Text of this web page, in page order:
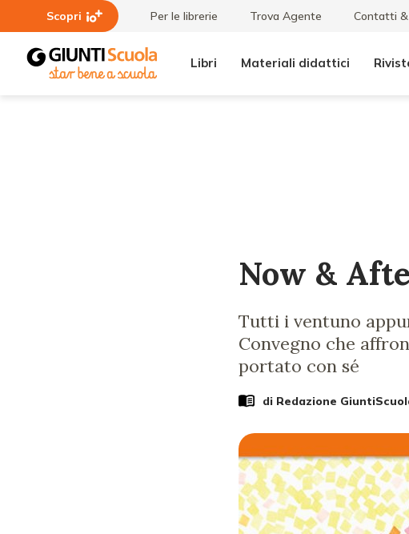
Scopri Per le librerie Trova Agente Contatti
Libri Materiali didattici
Now &
Tutti i ventuno
Convegno che
portato con sé
di Redazione